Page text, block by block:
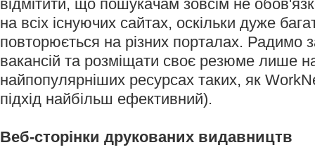
відмітити, що пошукачам зовсім не
на всіх існуючих сайтах, оскільки дуже
повторюється на різних порталах. Радимо
вакансій та розміщати своє резюме лише
найпопулярніших ресурсах таких, як
підхід найбільш ефективний).
Веб-сторінки друкованих видавництв